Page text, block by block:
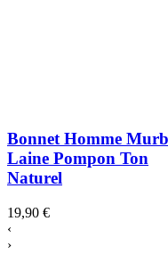
Bonnet Homme
Laine Pompon Ton
Naturel
19,90 €
‹
›